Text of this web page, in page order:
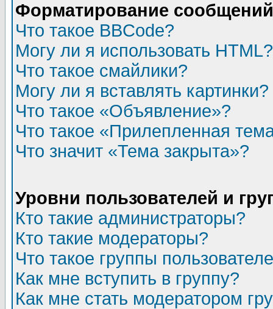
Форматирование
Что такое BBCode?
Могу ли я использовать HTML?
Что такое смайлики?
Могу ли я вставлять картинки?
Что такое «Объявление»?
Что такое «Прилепленная
Что значит «Тема закрыта»?
Уровни пользователей и
Кто такие администраторы?
Кто такие модераторы?
Что такое группы
Как мне вступить в группу?
Как мне стать модератором